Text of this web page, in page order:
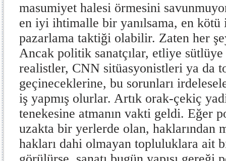
masumiyet halesi örmesini
en iyi ihtimalle bir yanılsama, en
pazarlama taktiği olabilir. Zaten her
Ancak politik sanatçılar, etliye sütlüye
realistler, CNN sitüasyonistleri ya da
geçineceklerine, bu sorunları
iş yapmış olurlar. Artık orak-çekiç
tenekesine atmanın vakti geldi. Eğer
uzakta bir yerlerde olan, haklarından
hakları dahi olmayan topluluklara ait